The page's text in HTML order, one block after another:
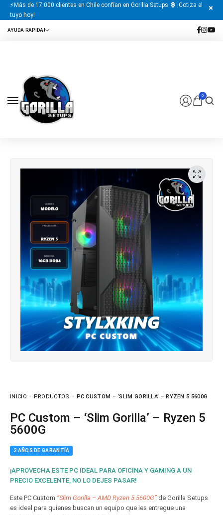
⚡Más de 17.000 clientes en Chile confían en Gorilla Setups 🦍 ¡Cotiza el
tuyo hoy!
0
INICIO PRODUCTOS PC CUSTOM – ‘SLIM GORILLA’ – RYZEN 5 5600G
PC Custom – ‘Slim Gorilla’ – Ryzen 5
5600G
2 AÑOS DE GARANTÍA
¡APROVECHA ESTE PC IDEAL PARA OFICINA Y GAMING A UN
PRECIO EXCELENTE, NO LO DEJES PASAR!
Este PC Custom “Slim Gorilla – AMD Ryzen 5 5600G” de Gorilla Setups
es ideal para quienes buscan un equipo que les entregue una